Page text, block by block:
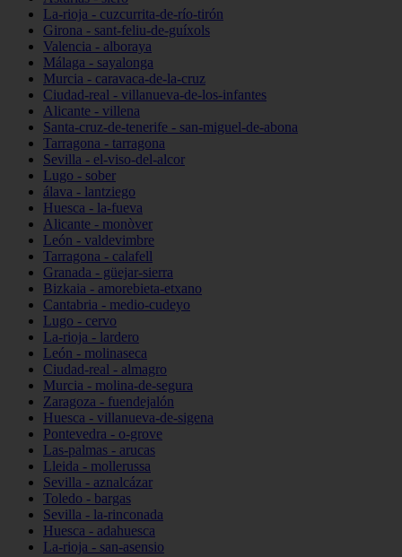
La-rioja - cuzcurrita-de-río-tirón
Girona - sant-feliu-de-guíxols
Valencia - alboraya
Málaga - sayalonga
Murcia - caravaca-de-la-cruz
Ciudad-real - villanueva-de-los-infantes
Alicante - villena
Santa-cruz-de-tenerife - san-miguel-de-abona
Tarragona - tarragona
Sevilla - el-viso-del-alcor
Lugo - sober
álava - lantziego
Huesca - la-fueva
Alicante - monòver
León - valdevimbre
Tarragona - calafell
Granada - güejar-sierra
Bizkaia - amorebieta-etxano
Cantabria - medio-cudeyo
Lugo - cervo
La-rioja - lardero
León - molinaseca
Ciudad-real - almagro
Murcia - molina-de-segura
Zaragoza - fuendejalón
Huesca - villanueva-de-sigena
Pontevedra - o-grove
Las-palmas - arucas
Lleida - mollerussa
Sevilla - aznalcázar
Toledo - bargas
Sevilla - la-rinconada
Huesca - adahuesca
La-rioja - san-asensio